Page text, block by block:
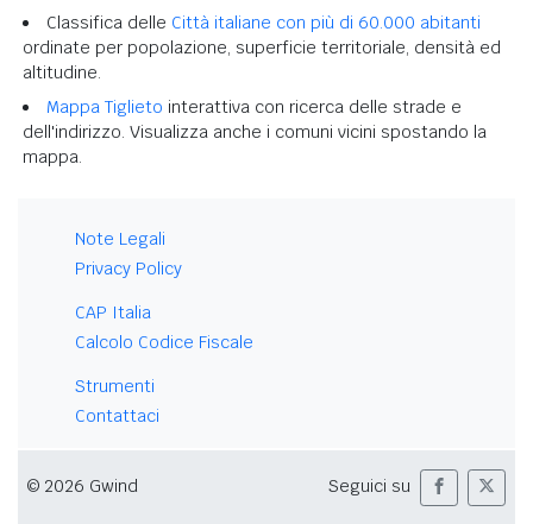
Classifica delle Città italiane con più di 60.000 abitanti
ordinate per popolazione, superficie territoriale, densità ed
altitudine.
Mappa Tiglieto interattiva con ricerca delle strade e
dell'indirizzo. Visualizza anche i comuni vicini spostando la
mappa.
Note Legali
Privacy Policy
CAP Italia
Calcolo Codice Fiscale
Strumenti
Contattaci
© 2026 Gwind Seguici su